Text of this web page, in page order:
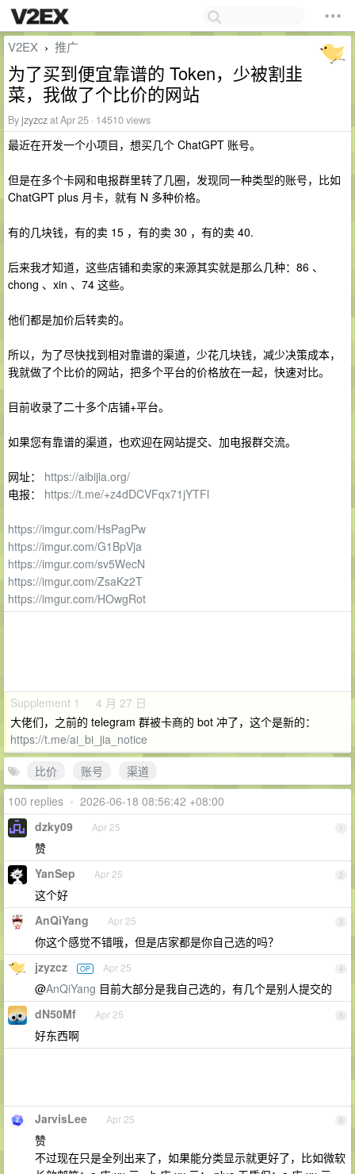
V2EX › 推广
为了买到便宜靠谱的 Token，少被割韭
菜，我做了个比价的网站
Byjzyzczat Apr 25 · 14510 views
最近在开发一个小项目，想买几个 ChatGPT 账号。
但是在多个卡网和电报群里转了几圈，发现同一种类型的账号，比如
ChatGPT plus 月卡，就有 N 多种价格。
有的几块钱，有的卖 15 ，有的卖 30 ，有的卖 40.
后来我才知道，这些店铺和卖家的来源其实就是那么几种：86 、
chong 、xin 、74 这些。
他们都是加价后转卖的。
所以，为了尽快找到相对靠谱的渠道，少花几块钱，减少决策成本，
我就做了个比价的网站，把多个平台的价格放在一起，快速对比。
目前收录了二十多个店铺+平台。
如果您有靠谱的渠道，也欢迎在网站提交、加电报群交流。
网址： https://aibijia.org/
电报： https://t.me/+z4dDCVFqx71jYTFl
https://imgur.com/HsPagPw
https://imgur.com/G1BpVja
https://imgur.com/sv5WecN
https://imgur.com/ZsaKz2T
https://imgur.com/HOwgRot
Supplement 1 · 4 月 27 日
大佬们，之前的 telegram 群被卡商的 bot 冲了，这个是新的：
https://t.me/ai_bi_jia_notice
比价
账号
渠道
100 replies • 2026-06-18 08:56:42 +08:00
1
dzky09 Apr 25
赞
2
YanSep Apr 25
这个好
3
AnQiYang Apr 25
你这个感觉不错哦，但是店家都是你自己选的吗？
4
jzyzcz OP Apr 25
@AnQiYang 目前大部分是我自己选的，有几个是别人提交的
5
dN50Mf Apr 25
好东西啊
6
JarvisLee Apr 25
赞
不过现在只是全列出来了，如果能分类显示就更好了，比如微软